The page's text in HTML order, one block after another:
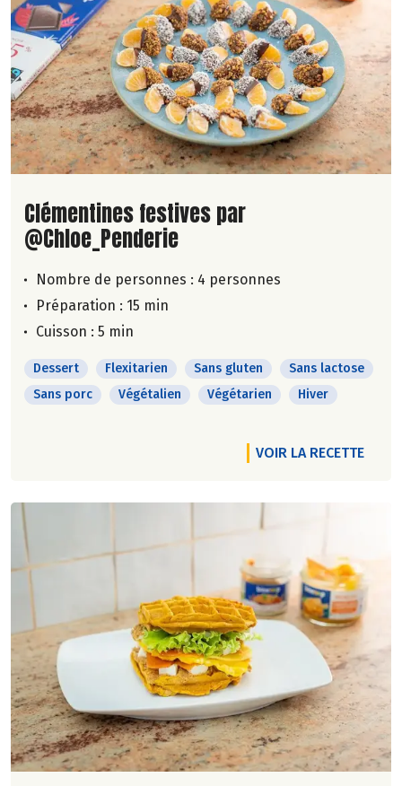
Lire la suite de la recette
Clémentines festives par
@Chloe_Penderie
Nombre de personnes : 4 personnes
Préparation : 15 min
Cuisson : 5 min
Dessert Flexitarien Sans gluten
Sans lactose
Sans porc
Végétalien Végétarien Hiver
VOIR LA RECETTE